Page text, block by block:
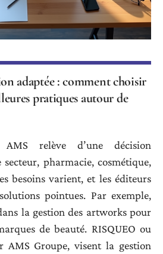
adaptée : comment choisir
pratiques autour de
relève d’une décision
secteur, pharmacie, cosmétique,
besoins varient, et les éditeurs
pointues. Par exemple,
la gestion des artworks pour
de beauté. RISQUEO ou
AMS Groupe, visent la gestion